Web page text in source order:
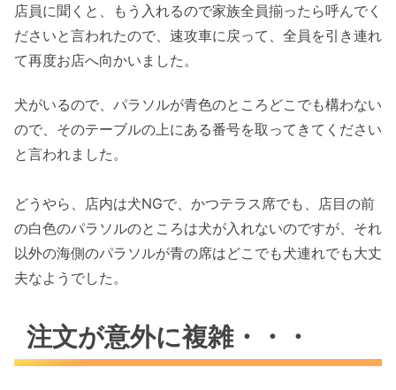
店員に聞くと、もう入れるので家族全員揃ったら呼んでく
ださいと言われたので、速攻車に戻って、全員を引き連れ
て再度お店へ向かいました。
犬がいるので、パラソルが青色のところどこでも構わない
ので、そのテーブルの上にある番号を取ってきてください
と言われました。
どうやら、店内は犬NGで、かつテラス席でも、店目の前
の白色のパラソルのところは犬が入れないのですが、それ
以外の海側のパラソルが青の席はどこでも犬連れでも大丈
夫なようでした。
注文が意外に複雑・・・